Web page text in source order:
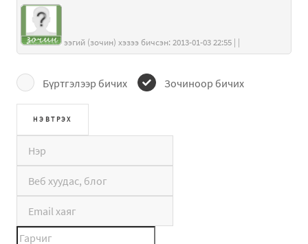
ээгий (зочин) хэзээ бичсэн: 2013-01-03 22:55 | |
Бүртгэлээр бичих Зочиноор бичих